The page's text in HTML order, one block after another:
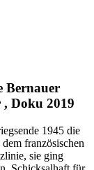
Bernauer
Doku 2019
1945 die
französischen
sie ging